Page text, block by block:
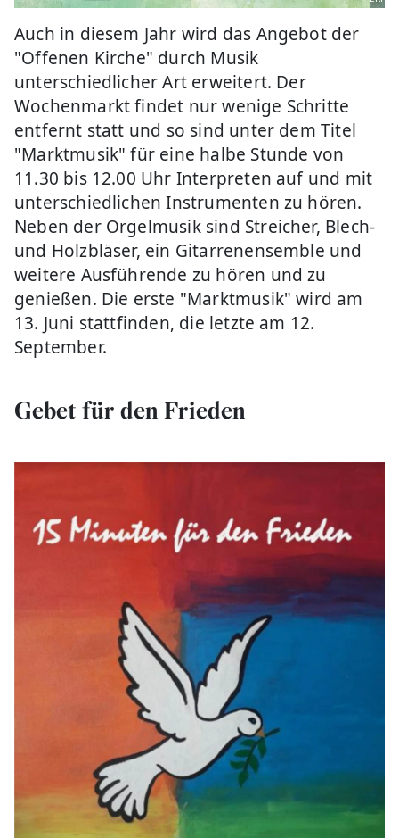
Auch in diesem Jahr wird das Angebot der
"Offenen Kirche" durch Musik
unterschiedlicher Art erweitert. Der
Wochenmarkt findet nur wenige Schritte
entfernt statt und so sind unter dem Titel
"Marktmusik" für eine halbe Stunde von
11.30 bis 12.00 Uhr Interpreten auf und mit
unterschiedlichen Instrumenten zu hören.
Neben der Orgelmusik sind Streicher, Blech-
und Holzbläser, ein Gitarrenensemble und
weitere Ausführende zu hören und zu
genießen. Die erste "Marktmusik" wird am
13. Juni stattfinden, die letzte am 12.
September.
Gebet für den Frieden